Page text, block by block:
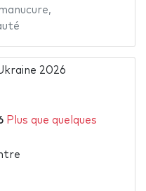
,
Plus que quelques